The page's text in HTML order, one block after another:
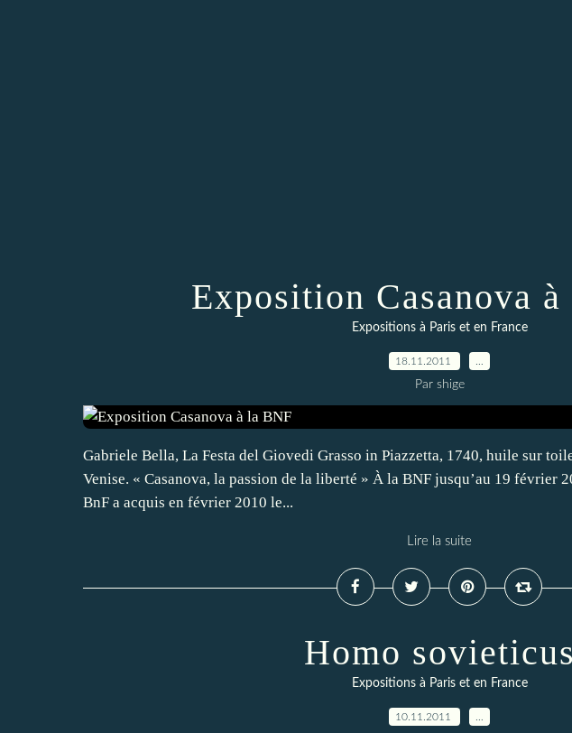
Exposition Casanova
Expositions à Paris et en France
18.11.2011
Par shige
Gabriele Bella, La Festa del Giovedi Grasso in Piazzetta, 1740, huile sur
Venise. « Casanova, la passion de la liberté » À la BNF jusqu’au 19 février
BnF a acquis en février 2010 le...
Lire la suite
Homo sovieticus
Expositions à Paris et en France
10.11.2011